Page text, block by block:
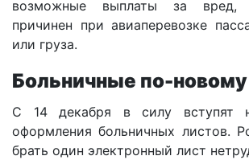
возможные выплаты за вред,
причинен при авиаперевозке
или груза.
Больничные по-новому
С 14 декабря в силу вступят
оформления больничных листов.
брать один электронный лист